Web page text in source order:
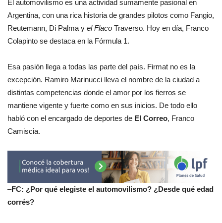
El automovilismo es una actividad sumamente pasional en
Argentina, con una rica historia de grandes pilotos como Fangio,
Reutemann, Di Palma y el Flaco Traverso. Hoy en día, Franco
Colapinto se destaca en la Fórmula 1.
Esa pasión llega a todas las parte del país. Firmat no es la
excepción. Ramiro Marinucci lleva el nombre de la ciudad a
distintas competencias donde el amor por los fierros se
mantiene vigente y fuerte como en sus inicios. De todo ello
habló con el encargado de deportes de El Correo, Franco
Camiscia.
–FC: ¿Por qué elegiste el automovilismo? ¿Desde qué edad
corrés?